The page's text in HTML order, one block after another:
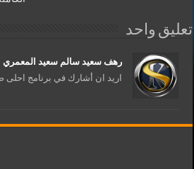
تعليق واحد
رهف سعيد سالم سعيد المعمري
اريد ان أشارك في برنامج